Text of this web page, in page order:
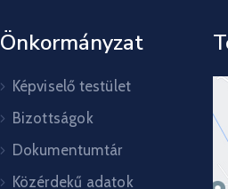
Önkormányzat
Képviselő testület
Bizottságok
Dokumentumtár
Közérdekű adatok